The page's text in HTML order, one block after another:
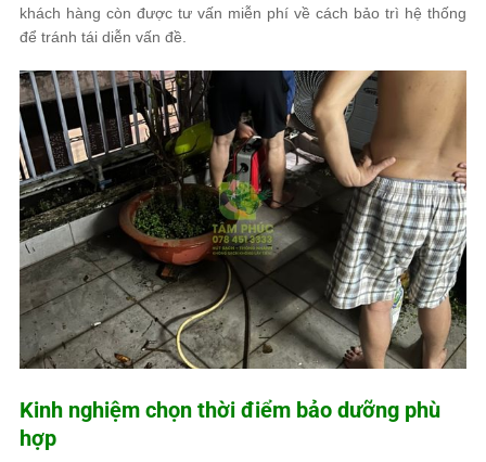
khách hàng còn được tư vấn miễn phí về cách bảo trì hệ thống
để tránh tái diễn vấn đề.
Kinh nghiệm chọn thời điểm bảo dưỡng phù
hợp